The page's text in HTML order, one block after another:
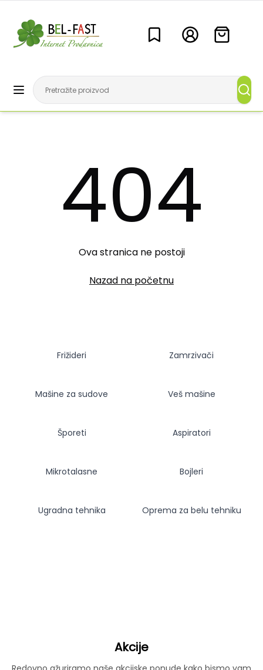
404
Ova stranica ne postoji
Nazad na početnu
Frižideri Zamrzivači
Mašine za sudove Veš mašine
Šporeti Aspiratori
Mikrotalasne Bojleri
Ugradna tehnika Oprema za belu tehniku
Akcije